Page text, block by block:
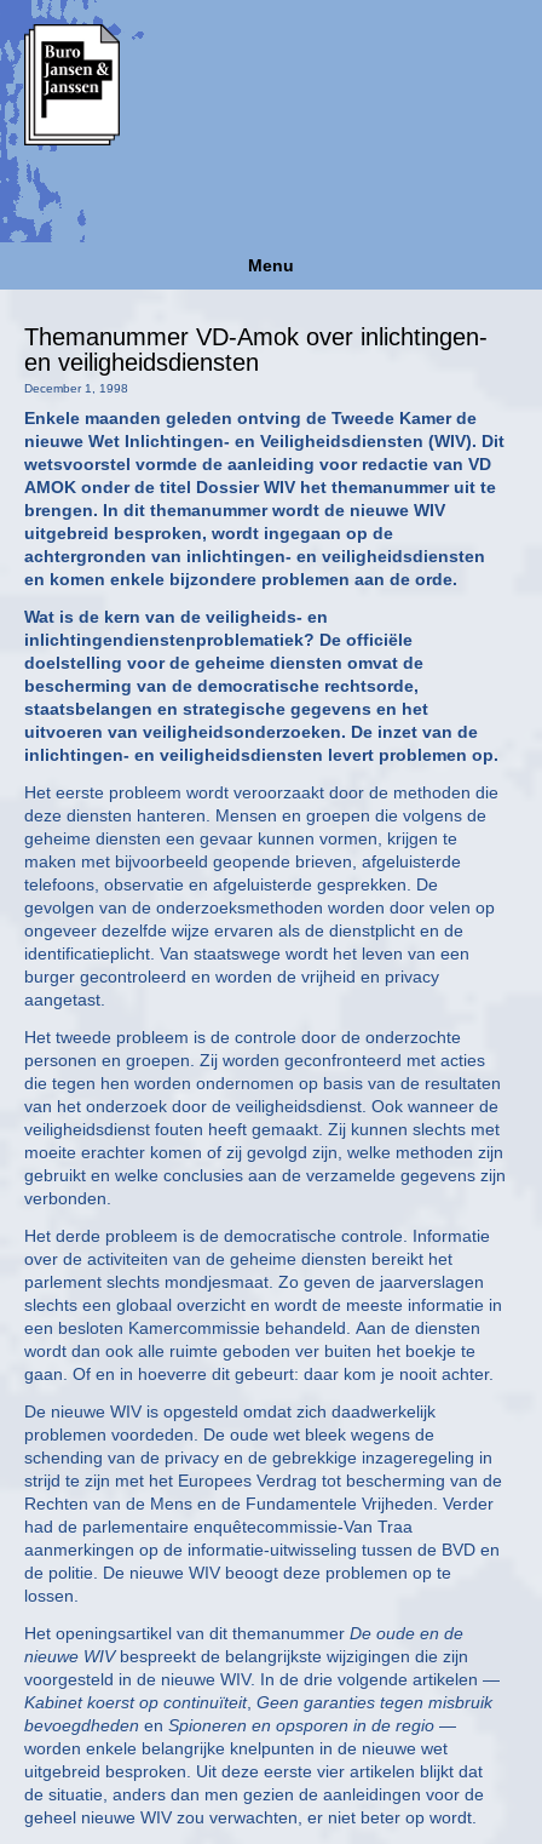
Menu
Themanummer VD-Amok over inlichtingen-
en veiligheidsdiensten
December 1, 1998
Enkele maanden geleden ontving de Tweede Kamer de
nieuwe Wet Inlichtingen- en Veiligheidsdiensten (WIV). Dit
wetsvoorstel vormde de aanleiding voor redactie van VD
AMOK onder de titel Dossier WIV het themanummer uit te
brengen. In dit themanummer wordt de nieuwe WIV
uitgebreid besproken, wordt ingegaan op de
achtergronden van inlichtingen- en veiligheidsdiensten
en komen enkele bijzondere problemen aan de orde.
Wat is de kern van de veiligheids- en
inlichtingendienstenproblematiek? De officiële
doelstelling voor de geheime diensten omvat de
bescherming van de democratische rechtsorde,
staatsbelangen en strategische gegevens en het
uitvoeren van veiligheidsonderzoeken. De inzet van de
inlichtingen- en veiligheidsdiensten levert problemen op.
Het eerste probleem wordt veroorzaakt door de methoden die
deze diensten hanteren. Mensen en groepen die volgens de
geheime diensten een gevaar kunnen vormen, krijgen te
maken met bijvoorbeeld geopende brieven, afgeluisterde
telefoons, observatie en afgeluisterde gesprekken. De
gevolgen van de onderzoeksmethoden worden door velen op
ongeveer dezelfde wijze ervaren als de dienstplicht en de
identificatieplicht. Van staatswege wordt het leven van een
burger gecontroleerd en worden de vrijheid en privacy
aangetast.
Het tweede probleem is de controle door de onderzochte
personen en groepen. Zij worden geconfronteerd met acties
die tegen hen worden ondernomen op basis van de resultaten
van het onderzoek door de veiligheidsdienst. Ook wanneer de
veiligheidsdienst fouten heeft gemaakt. Zij kunnen slechts met
moeite erachter komen of zij gevolgd zijn, welke methoden zijn
gebruikt en welke conclusies aan de verzamelde gegevens zijn
verbonden.
Het derde probleem is de democratische controle. Informatie
over de activiteiten van de geheime diensten bereikt het
parlement slechts mondjesmaat. Zo geven de jaarverslagen
slechts een globaal overzicht en wordt de meeste informatie in
een besloten Kamercommissie behandeld. Aan de diensten
wordt dan ook alle ruimte geboden ver buiten het boekje te
gaan. Of en in hoeverre dit gebeurt: daar kom je nooit achter.
De nieuwe WIV is opgesteld omdat zich daadwerkelijk
problemen voordeden. De oude wet bleek wegens de
schending van de privacy en de gebrekkige inzageregeling in
strijd te zijn met het Europees Verdrag tot bescherming van de
Rechten van de Mens en de Fundamentele Vrijheden. Verder
had de parlementaire enquêtecommissie-Van Traa
aanmerkingen op de informatie-uitwisseling tussen de BVD en
de politie. De nieuwe WIV beoogt deze problemen op te
lossen.
Het openingsartikel van dit themanummer De oude en de
nieuwe WIVbespreekt de belangrijkste wijzigingen die zijn
voorgesteld in de nieuwe WIV. In de drie volgende artikelen —
Kabinet koerst op continuïteit, Geen garanties tegen misbruik
bevoegdheden en Spioneren en opsporen in de regio —
worden enkele belangrijke knelpunten in de nieuwe wet
uitgebreid besproken. Uit deze eerste vier artikelen blijkt dat
de situatie, anders dan men gezien de aanleidingen voor de
geheel nieuwe WIV zou verwachten, er niet beter op wordt.